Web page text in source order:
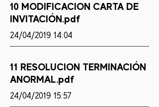
10 MODIFICACION CARTA DE
INVITACIÓN.pdf
24/04/2019 14:04
11 RESOLUCION TERMINACIÓN
ANORMAL.pdf
24/04/2019 15:57